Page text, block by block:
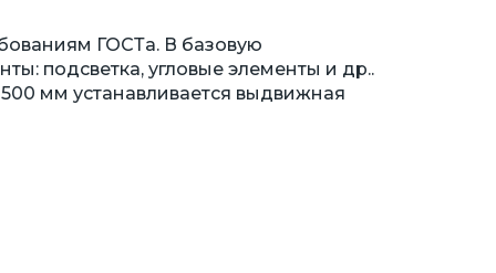
ГОСТа. В базовую
подсветка, угловые элементы и др..
мм устанавливается выдвижная